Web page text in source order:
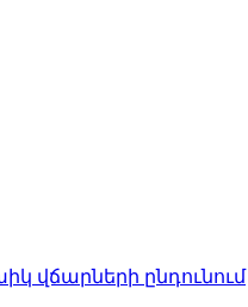
վճարների ընդունում